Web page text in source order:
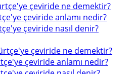
çeviride ne demektir?
çeviride anlamı nedir?
çeviride nasıl denir?
çeviride ne demektir?
çeviride anlamı nedir?